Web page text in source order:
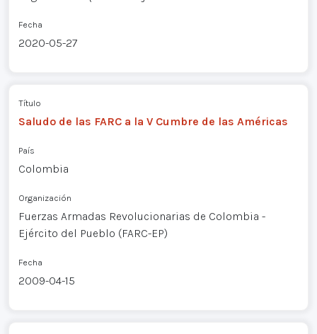
Fecha
2020-05-27
Título
Saludo de las FARC a la V Cumbre de las Américas
País
Colombia
Organización
Fuerzas Armadas Revolucionarias de Colombia -
Ejército del Pueblo (FARC-EP)
Fecha
2009-04-15